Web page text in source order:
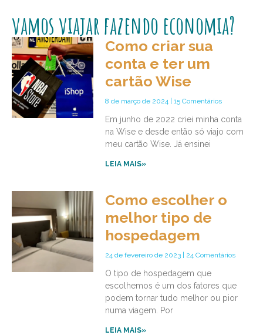
vamos viajar fazendo economia?
Como criar sua
conta e ter um
cartão Wise
8 de março de 2024 15 Comentários
Em junho de 2022 criei minha conta
na Wise e desde então só viajo com
meu cartão Wise. Já ensinei
LEIA MAIS»
Como escolher o
melhor tipo de
hospedagem
24 de fevereiro de 2023 24 Comentários
O tipo de hospedagem que
escolhemos é um dos fatores que
podem tornar tudo melhor ou pior
numa viagem. Por
LEIA MAIS»